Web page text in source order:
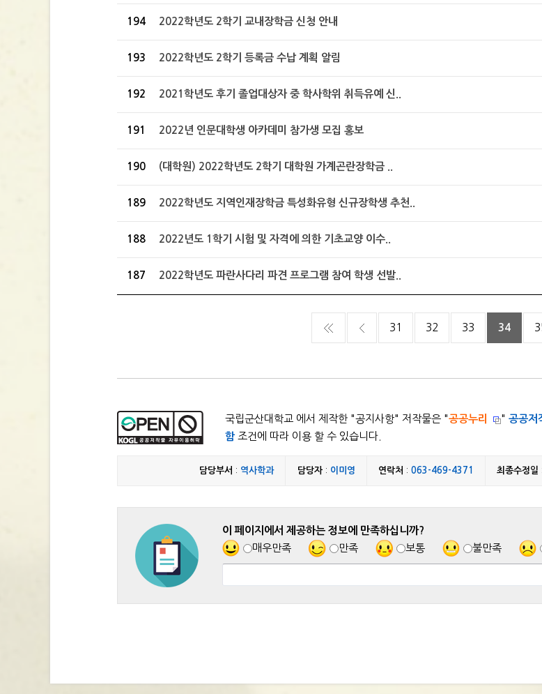
194 2022학년도 2학기 교내장학금 신청 안내
193 2022학년도 2학기 등록금 수납 계획 알림
192 2021학년도 후기 졸업대상자 중 학사학위 취득유예 신..
191 2022년 인문대학생 아카데미 참가생 모집 홍보
190 (대학원) 2022학년도 2학기 대학원 가계곤란장학금 ..
189 2022학년도 지역인재장학금 특성화유형 신규장학생 추천..
188 2022년도 1학기 시험 및 자격에 의한 기초교양 이수..
187 2022학년도 파란사다리 파견 프로그램 참여 학생 선발..
31 32 33 34
국립군산대학교 에서 제작한 "공지사항" 저작물은 "공공누리 " 공공저
함조건에 따라 이용 할 수 있습니다.
담당부서 : 역사학과 담당자: 이미영 연락처 : 063-469-4371 최종수정일
이 페이지에서 제공하는 정보에 만족하십니까?
매우만족
만족 보통 불만족